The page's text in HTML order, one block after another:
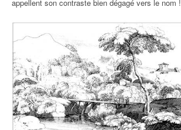
appellent son contraste bien dégagé vers le nom !